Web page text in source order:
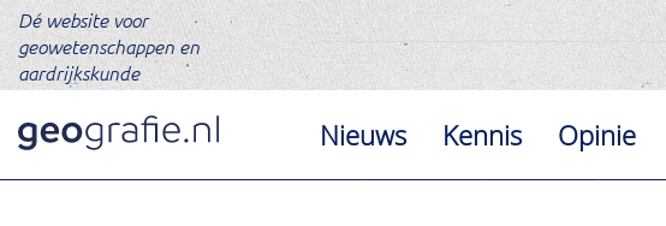
Dé website voor
geowetenschappen en
aardrijkskunde
Nieuws Kennis Opinie